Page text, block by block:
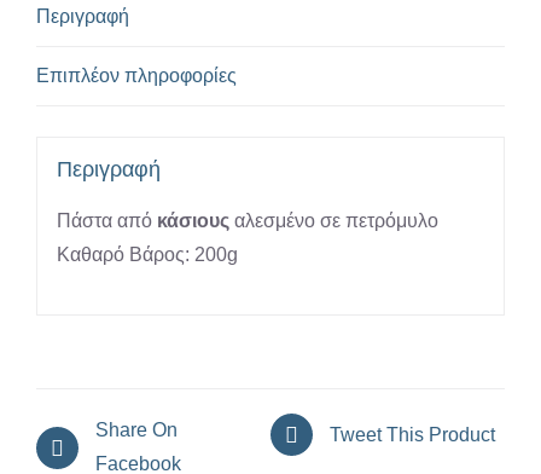
Περιγραφή
Επιπλέον πληροφορίες
Περιγραφή
Πάστα από κάσιους αλεσμένο σε πετρόμυλο
Καθαρό Βάρος: 200g
Share On
Facebook
Tweet This Product